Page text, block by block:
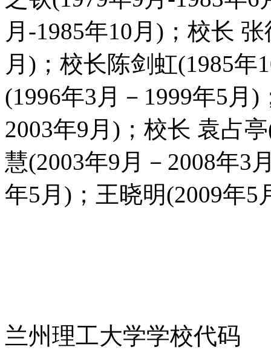
月-1985年10月)；校长
月)；校长陈剑虹(1985年
(1996年3月－1999年5月
2003年9月)；校长 袁占
慧(2003年9月－2008年3
年5月)；王晓明(2009年5
兰州理工大学学校代码